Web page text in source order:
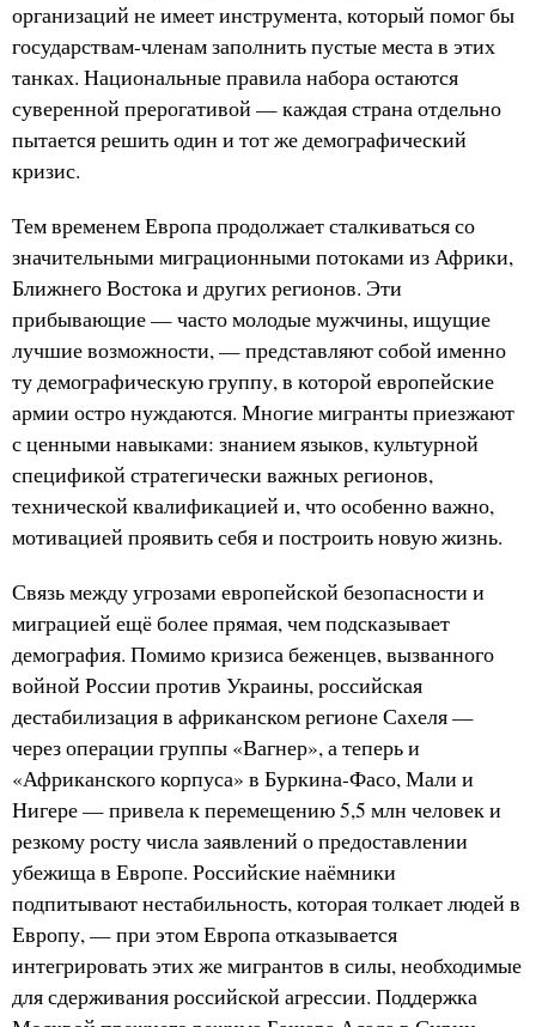
организаций не имеет инструмента, который помог бы
государствам-членам заполнить пустые места в этих
танках. Национальные правила набора остаются
суверенной прерогативой — каждая страна отдельно
пытается решить один и тот же демографический
кризис.
Тем временем Европа продолжает сталкиваться со
значительными миграционными потоками из Африки,
Ближнего Востока и других регионов. Эти
прибывающие — часто молодые мужчины, ищущие
лучшие возможности, — представляют собой именно
ту демографическую группу, в которой европейские
армии остро нуждаются. Многие мигранты приезжают
с ценными навыками: знанием языков, культурной
спецификой стратегически важных регионов,
технической квалификацией и, что особенно важно,
мотивацией проявить себя и построить новую жизнь.
Связь между угрозами европейской безопасности и
миграцией ещё более прямая, чем подсказывает
демография. Помимо кризиса беженцев, вызванного
войной России против Украины, российская
дестабилизация в африканском регионе Сахеля —
через операции группы «Вагнер», а теперь и
«Африканского корпуса» в Буркина-Фасо, Мали и
Нигере — привела к перемещению 5,5 млн человек и
резкому росту числа заявлений о предоставлении
убежища в Европе. Российские наёмники
подпитывают нестабильность, которая толкает людей в
Европу, — при этом Европа отказывается
интегрировать этих же мигрантов в силы, необходимые
для сдерживания российской агрессии. Поддержка